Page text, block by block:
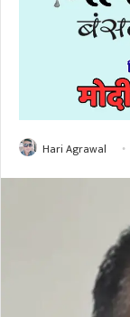
Hari Agrawal